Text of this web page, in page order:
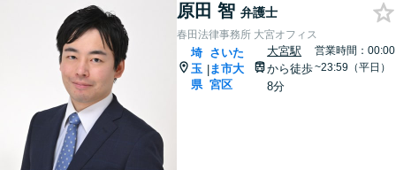
原田 智 弁護士
春田法律事務所 大宮オフィス
埼
玉
県
|
さいた
ま市大
宮区
大宮駅
から徒歩
8分
営業時間：00:00
~23:59（平日）